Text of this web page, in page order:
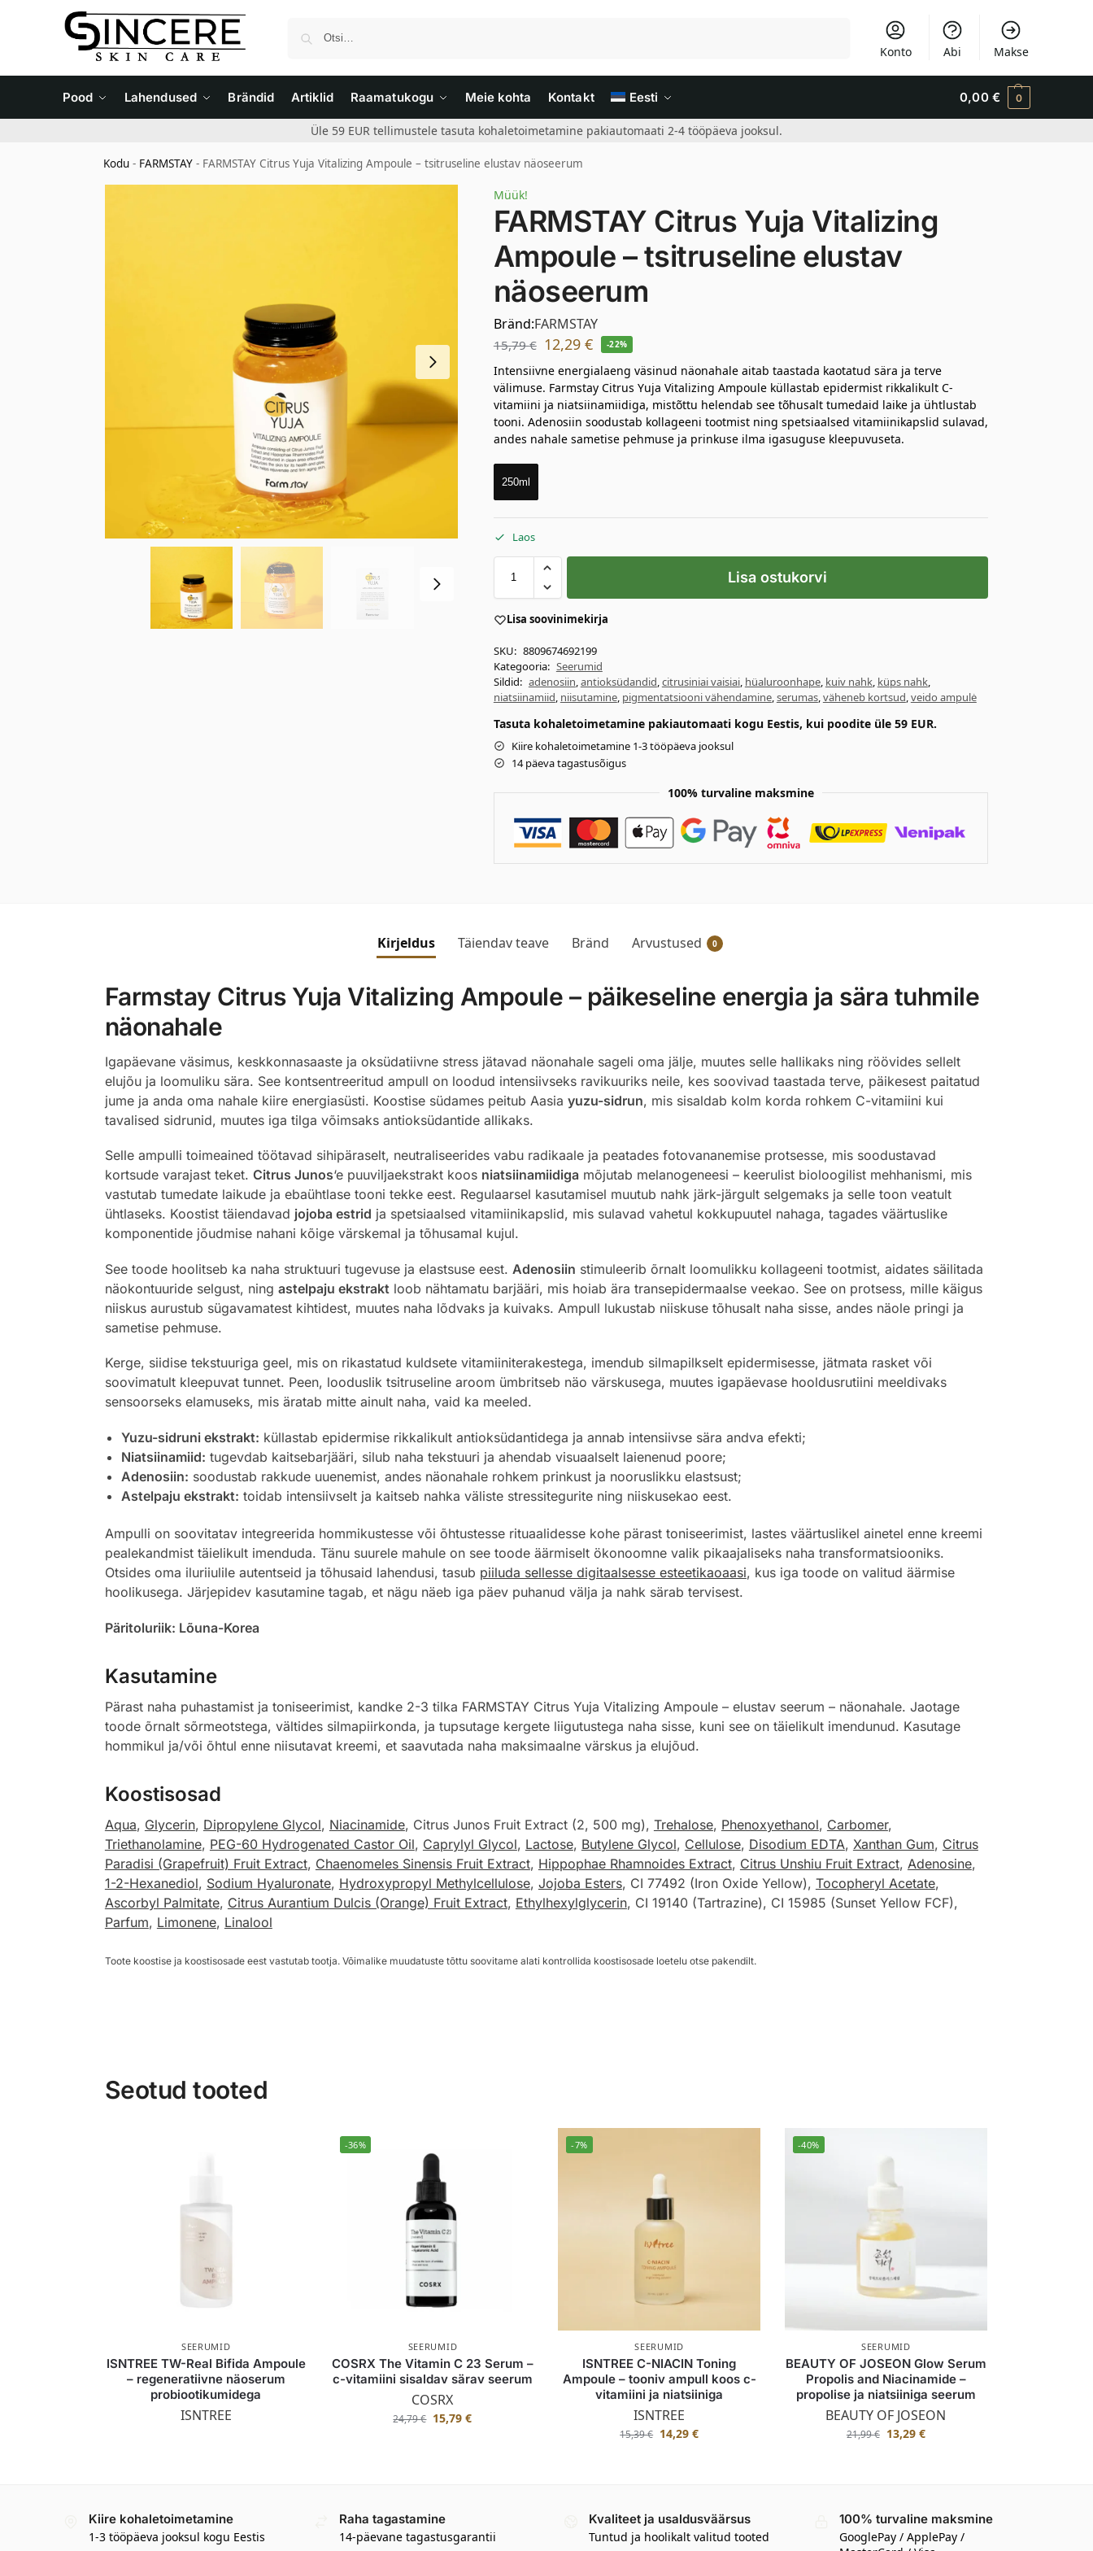
Konto Abi Makse
Pood Lahendused Brändid Artiklid Raamatukogu Meie kohta Kontakt Eesti 0,00 € 0
Üle 59 EUR tellimustele tasuta kohaletoimetamine pakiautomaati 2-4 tööpäeva jooksul.
Kodu - FARMSTAY - FARMSTAY Citrus Yuja Vitalizing Ampoule – tsitruseline elustav näoseerum
Müük!
FARMSTAY Citrus Yuja Vitalizing
Ampoule – tsitruseline elustav
näoseerum
Bränd:FARMSTAY
15,79€ 12,29 € -22%
Intensiivne energialaeng väsinud näonahale aitab taastada kaotatud sära ja terve
välimuse. Farmstay Citrus Yuja Vitalizing Ampoule küllastab epidermist rikkalikult C-
vitamiini ja niatsiinamiidiga, mistõttu helendab see tõhusalt tumedaid laike ja ühtlustab
tooni. Adenosiin soodustab kollageeni tootmist ning spetsiaalsed vitamiinikapslid sulavad,
andes nahale sametise pehmuse ja prinkuse ilma igasuguse kleepuvuseta.
250ml
Laos
Lisa ostukorvi
Lisa soovinimekirja
SKU: 8809674692199
Kategooria: Seerumid
Sildid: adenosiin,antioksüdandid,citrusiniai vaisiai, hüaluroonhape, kuiv nahk, küps nahk,
niatsiinamiid, niisutamine, pigmentatsiooni vähendamine,serumas,väheneb kortsud,veido ampulė
Tasuta kohaletoimetamine pakiautomaati kogu Eestis, kui poodite üle 59 EUR.
Kiire kohaletoimetamine 1-3 tööpäeva jooksul
14 päeva tagastusõigus
100% turvaline maksmine
Kirjeldus Täiendav teave Bränd Arvustused 0
Farmstay Citrus Yuja Vitalizing Ampoule – päikeseline energia ja sära tuhmile
näonahale
Igapäevane väsimus, keskkonnasaaste ja oksüdatiivne stress jätavad näonahale sageli oma jälje, muutes selle hallikaks ning röövides sellelt
elujõu ja loomuliku sära. See kontsentreeritud ampull on loodud intensiivseks ravikuuriks neile, kes soovivad taastada terve, päikesest paitatud
jume ja anda oma nahale kiire energiasüsti. Koostise südames peitub Aasia yuzu-sidrun, mis sisaldab kolm korda rohkem C-vitamiini kui
tavalised sidrunid, muutes iga tilga võimsaks antioksüdantide allikaks.
Selle ampulli toimeained töötavad sihipäraselt, neutraliseerides vabu radikaale ja peatades fotovananemise protsesse, mis soodustavad
kortsude varajast teket. Citrus Junos‘e puuviljaekstrakt koos niatsiinamiidiga mõjutab melanogeneesi – keerulist bioloogilist mehhanismi, mis
vastutab tumedate laikude ja ebaühtlase tooni tekke eest. Regulaarsel kasutamisel muutub nahk järk-järgult selgemaks ja selle toon veatult
ühtlaseks. Koostist täiendavad jojoba estrid ja spetsiaalsed vitamiinikapslid, mis sulavad vahetul kokkupuutel nahaga, tagades väärtuslike
komponentide jõudmise nahani kõige värskemal ja tõhusamal kujul.
See toode hoolitseb ka naha struktuuri tugevuse ja elastsuse eest. Adenosiin stimuleerib õrnalt loomulikku kollageeni tootmist, aidates säilitada
näokontuuride selgust, ning astelpaju ekstrakt loob nähtamatu barjääri, mis hoiab ära transepidermaalse veekao. See on protsess, mille käigus
niiskus aurustub sügavamatest kihtidest, muutes naha lõdvaks ja kuivaks. Ampull lukustab niiskuse tõhusalt naha sisse, andes näole pringi ja
sametise pehmuse.
Kerge, siidise tekstuuriga geel, mis on rikastatud kuldsete vitamiiniterakestega, imendub silmapilkselt epidermisesse, jätmata rasket või
soovimatult kleepuvat tunnet. Peen, looduslik tsitruseline aroom ümbritseb näo värskusega, muutes igapäevase hooldusrutiini meeldivaks
sensoorseks elamuseks, mis äratab mitte ainult naha, vaid ka meeled.
Yuzu-sidruni ekstrakt: küllastab epidermise rikkalikult antioksüdantidega ja annab intensiivse sära andva efekti;
Niatsiinamiid: tugevdab kaitsebarjääri, silub naha tekstuuri ja ahendab visuaalselt laienenud poore;
Adenosiin: soodustab rakkude uuenemist, andes näonahale rohkem prinkust ja nooruslikku elastsust;
Astelpaju ekstrakt: toidab intensiivselt ja kaitseb nahka väliste stressitegurite ning niiskusekao eest.
Ampulli on soovitatav integreerida hommikustesse või õhtustesse rituaalidesse kohe pärast toniseerimist, lastes väärtuslikel ainetel enne kreemi
pealekandmist täielikult imenduda. Tänu suurele mahule on see toode äärmiselt ökonoomne valik pikaajaliseks naha transformatsiooniks.
Otsides oma iluriiulile autentseid ja tõhusaid lahendusi, tasub piiluda sellesse digitaalsesse esteetikaoaasi, kus iga toode on valitud äärmise
hoolikusega. Järjepidev kasutamine tagab, et nägu näeb iga päev puhanud välja ja nahk särab tervisest.
Päritoluriik: Lõuna-Korea
Kasutamine
Pärast naha puhastamist ja toniseerimist, kandke 2-3 tilka FARMSTAY Citrus Yuja Vitalizing Ampoule – elustav seerum – näonahale. Jaotage
toode õrnalt sõrmeotstega, vältides silmapiirkonda, ja tupsutage kergete liigutustega naha sisse, kuni see on täielikult imendunud. Kasutage
hommikul ja/või õhtul enne niisutavat kreemi, et saavutada naha maksimaalne värskus ja elujõud.
Koostisosad
Aqua, Glycerin, Dipropylene Glycol, Niacinamide, Citrus Junos Fruit Extract (2, 500 mg), Trehalose, Phenoxyethanol, Carbomer,
Triethanolamine, PEG-60 Hydrogenated Castor Oil, Caprylyl Glycol, Lactose, Butylene Glycol, Cellulose, Disodium EDTA, Xanthan Gum, Citrus
Paradisi (Grapefruit) Fruit Extract, Chaenomeles Sinensis Fruit Extract, Hippophae Rhamnoides Extract, Citrus Unshiu Fruit Extract, Adenosine,
1-2-Hexanediol, Sodium Hyaluronate, Hydroxypropyl Methylcellulose, Jojoba Esters, CI 77492 (Iron Oxide Yellow), Tocopheryl Acetate,
Ascorbyl Palmitate, Citrus Aurantium Dulcis (Orange) Fruit Extract, Ethylhexylglycerin, CI 19140 (Tartrazine), CI 15985 (Sunset Yellow FCF),
Parfum, Limonene, Linalool
Toote koostise ja koostisosade eest vastutab tootja. Võimalike muudatuste tõttu soovitame alati kontrollida koostisosade loetelu otse pakendilt.
Seotud tooted
SEERUMID
ISNTREE TW-Real Bifida Ampoule
– regeneratiivne näoserum
probiootikumidega
ISNTREE
-36%
SEERUMID
COSRX The Vitamin C 23 Serum –
c-vitamiini sisaldav särav seerum
COSRX
24,79€ 15,79€
-7%
SEERUMID
ISNTREE C-NIACIN Toning
Ampoule – tooniv ampull koos c-
vitamiini ja niatsiiniga
ISNTREE
15,39€ 14,29€
-40%
SEERUMID
BEAUTY OF JOSEON Glow Serum
Propolis and Niacinamide –
propolise ja niatsiiniga seerum
BEAUTY OF JOSEON
21,99€ 13,29 €
Kiire kohaletoimetamine
1-3 tööpäeva jooksul kogu Eestis
Raha tagastamine
14-päevane tagastusgarantii
Kvaliteet ja usaldusväärsus
Tuntud ja hoolikalt valitud tooted
100% turvaline maksmine
GooglePay / ApplePay /